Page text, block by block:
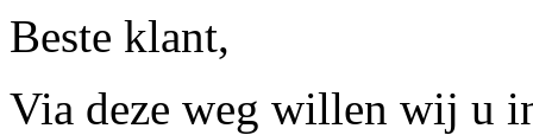
Beste klant,
Via deze weg willen wij u